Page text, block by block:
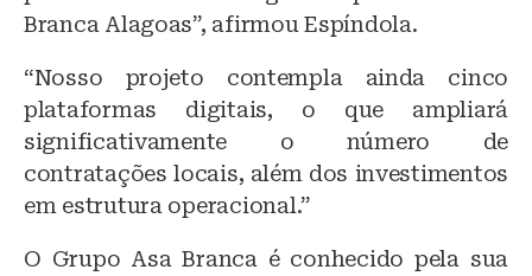
Branca Alagoas”, afirmou Espíndola.
“Nosso projeto contempla ainda cinco
plataformas digitais, o que ampliará
significativamente o número de
contratações locais, além dos investimentos
em estrutura operacional.”
O Grupo Asa Branca é conhecido pela sua